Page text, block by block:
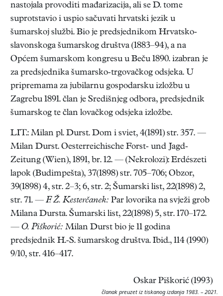
nastojala provoditi mađarizacija, ali se D. tome
suprotstavio i uspio sačuvati hrvatski jezik u
šumarskoj službi. Bio je predsjednikom Hrvatsko-
slavonskoga šumarskog društva (1883–94), a na
Općem šumarskom kongresu u Beču 1890. izabran je
za predsjednika šumarsko-trgovačkog odsjeka. U
pripremama za jubilarnu gospodarsku izložbu u
Zagrebu 1891. član je Središnjeg odbora, predsjednik
šumarskog te član lovačkog odsjeka izložbe.
LIT.: Milan pl. Durst. Dom i sviet, 4(1891) str. 357. —
Milan Durst. Oesterreichische Forst- und Jagd-
Zeitung (Wien), 1891, br. 12. — (Nekrolozi): Erdészeti
lapok (Budimpešta), 37(1898) str. 705–706; Obzor,
39(1898) 4, str. 2–3; 6, str. 2; Šumarski list, 22(1898) 2,
str. 71. — F. Ž. Kesterčanek: Par lovorika na svježi grob
Milana Dursta. Šumarski list, 22(1898) 5, str. 170–172.
— O. Piškorić: Milan Durst bio je 11 godina
predsjednik H.-S. šumarskog društva. Ibid., 114 (1990)
9/10, str. 416–417.
Oskar Piškorić (1993)
članak preuzet iz tiskanog izdanja 1983. – 2021.